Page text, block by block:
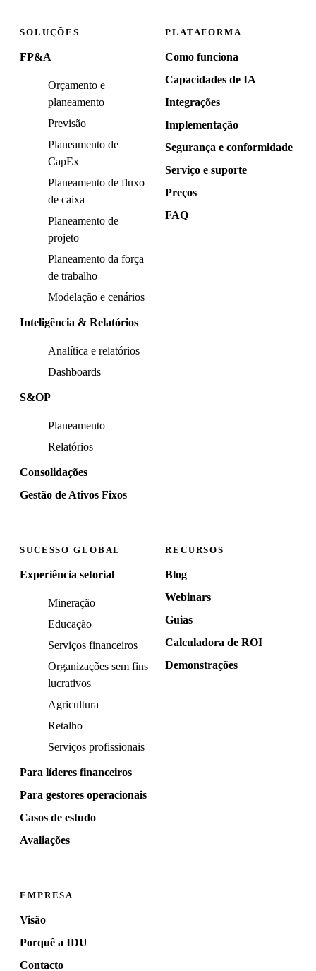
SOLUÇÕES
FP&A
Orçamento e
planeamento
Previsão
Planeamento de
CapEx
Planeamento de fluxo
de caixa
Planeamento de
projeto
Planeamento da força
de trabalho
Modelação e cenários
Inteligência & Relatórios
Analítica e relatórios
Dashboards
S&OP
Planeamento
Relatórios
Consolidações
Gestão de Ativos Fixos
PLATAFORMA
Como funciona
Capacidades de IA
Integrações
Implementação
Segurança e conformidade
Serviço e suporte
Preços
FAQ
SUCESSO GLOBAL
Experiência setorial
Mineração
Educação
Serviços financeiros
Organizações sem fins
lucrativos
Agricultura
Retalho
Serviços profissionais
Para líderes financeiros
Para gestores operacionais
Casos de estudo
Avaliações
RECURSOS
Blog
Webinars
Guias
Calculadora de ROI
Demonstrações
EMPRESA
Visão
Porquê a IDU
Contacto